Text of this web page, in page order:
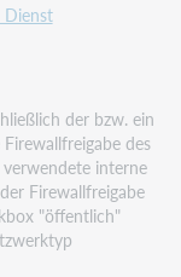
Dienst
der bzw. ein
des
interne
Firewallfreigabe
"öffentlich"